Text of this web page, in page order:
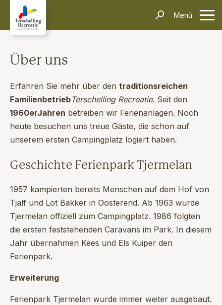
Menü
Kontakt
Unterkünfte
Informationen
Häufig gestellte Fragen
Anreise & Transport
Dörfer & Einkaufen
Aktivitäten & Tipps
Über Terschelling
Inselerlebnisse
Kontakt
Suchen und Buchen
Über uns
Erfahren Sie mehr über den traditionsreichen
FamilienbetriebTerschelling Recreatie. Seit den
1960erJahren betreiben wir Ferienanlagen. Noch
heute besuchen uns treue Gäste, die schon auf
unserem ersten Campingplatz logiert haben.
Geschichte Ferienpark Tjermelan
1957 kampierten bereits Menschen auf dem Hof ​​von
Tjalf und Lot Bakker in Oosterend. Ab 1963 wurde
Tjermelan offiziell zum Campingplatz. 1986 folgten
die ersten feststehenden Caravans im Park. In diesem
Jahr übernahmen Kees und Els Kuiper den
Ferienpark.
Erweiterung
Ferienpark Tjermelan wurde immer weiter ausgebaut.